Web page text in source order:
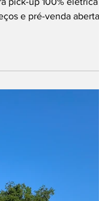
venda
Espanha